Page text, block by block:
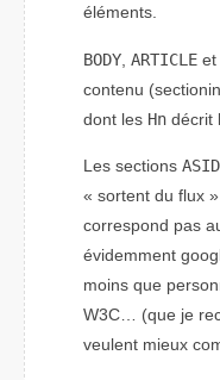
éléments.
BODY, ARTICLEet
contenu (
dont les Hndécrit
Les sections
« sortent du flux
correspond pas
évidemment
moins que
W3C… (que je
veulent mieux